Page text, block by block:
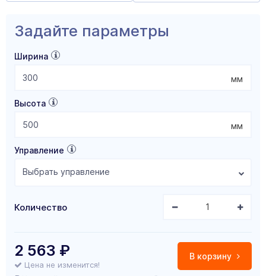
Задайте параметры
Ширина
мм
Высота
мм
Управление
Выбрать управление
Количество
В корзину
2 563 ₽
Цена не изменится!